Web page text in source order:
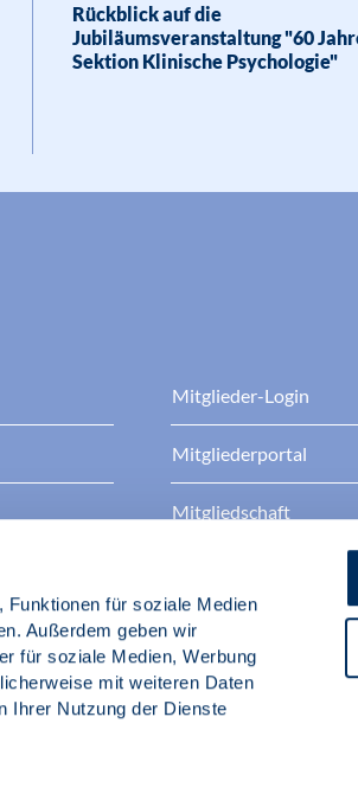
Funktionen für soziale Medien
Außerdem geben wir
für soziale Medien, Werbung
mit weiteren Daten
Ihrer Nutzung der Dienste
Rückblick auf die
Jubiläumsveranstaltung "60
Sektion Klinische Psychologie"
Mitglieder-Login
Mitgliederportal
Mitgliedschaft
BDP Zertifizierungen